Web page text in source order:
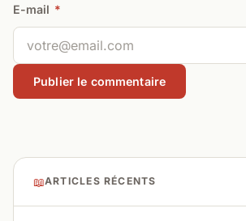
E-mail *
📖ARTICLES RÉCENTS